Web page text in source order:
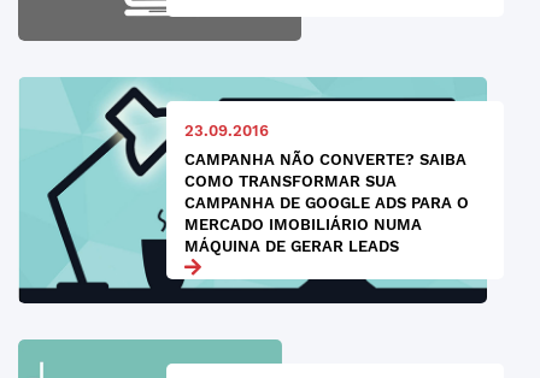
23.09.2016
CAMPANHA NÃO CONVERTE? SAIBA
COMO TRANSFORMAR SUA
CAMPANHA DE GOOGLE ADS PARA O
MERCADO IMOBILIÁRIO NUMA
MÁQUINA DE GERAR LEADS